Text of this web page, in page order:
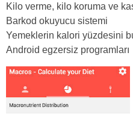
Kilo verme, kilo koruma ve
Barkod okuyucu sistemi
Yemeklerin kalori yüzdesini
Android egzersiz programları